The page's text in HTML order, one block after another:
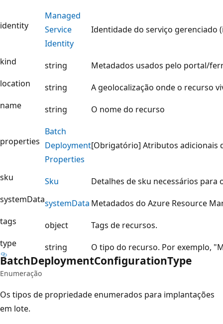
identity
Managed
Service
Identity
Identidade do serviço gerenciado
kind string
Metadados usados pelo portal/
location
string
A geolocalização onde o recurso
name
string O nome do recurso
properties
Batch
Deployment
Properties
[Obrigatório] Atributos adicionais
sku Sku
Detalhes de sku necessários
systemDatasystemData Metadados do Azure Resource
tags
object
Tags de recursos.
type
string O tipo do recurso. Por exemplo,
BatchDeploymentConfigurationType
Enumeração
Os tipos de propriedade enumerados para implantações
em lote.